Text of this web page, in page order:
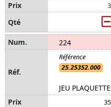
224
25.25352.000
JEU